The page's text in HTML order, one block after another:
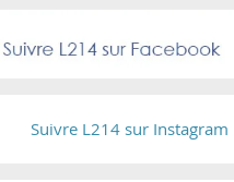
Suivre L214 sur Instagram